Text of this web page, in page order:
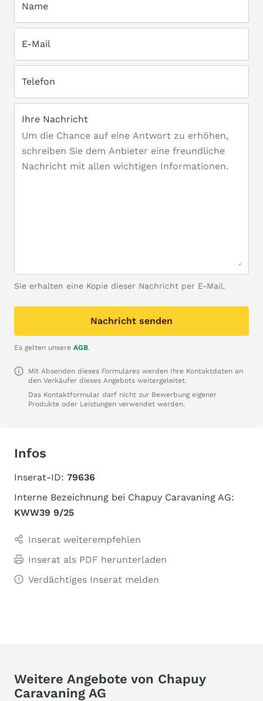
Name
E-Mail
Telefon
Ihre Nachricht
Sie erhalten eine Kopie dieser Nachricht per E-Mail.
Nachricht senden
Es gelten unsere AGB.
Mit Absenden dieses Formulares werden Ihre Kontaktdaten an
den Verkäufer dieses Angebots weitergeleitet.
Das Kontaktformular darf nicht zur Bewerbung eigener
Produkte oder Leistungen verwendet werden.
Infos
Inserat-ID: 79636
Interne Bezeichnung bei Chapuy Caravaning AG:
KWW39 9/25
Inserat weiterempfehlen
Inserat als PDF herunterladen
Verdächtiges Inserat melden
Weitere Angebote von Chapuy
Caravaning AG